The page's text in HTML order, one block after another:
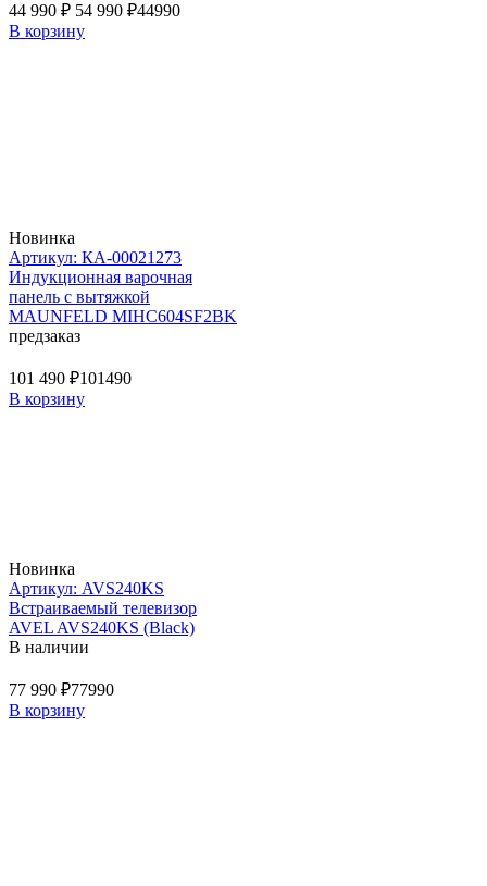
44 990 ₽ 54 990 ₽44990
В корзину
Новинка
Артикул: КА-00021273
Индукционная варочная
панель с вытяжкой
MAUNFELD MIHC604SF2BK
предзаказ
101 490 ₽101490
В корзину
Новинка
Артикул: AVS240KS
Встраиваемый телевизор
AVEL AVS240KS (Black)
В наличии
77 990 ₽77990
В корзину